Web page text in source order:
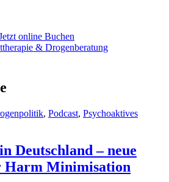
online Buchen
, Podcast, Psychoaktives
Deutschland – neue
Harm Minimisation